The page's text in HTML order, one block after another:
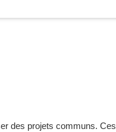
des projets communs. Ces